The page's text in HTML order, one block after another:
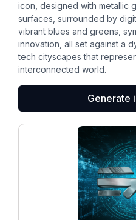
icon, designed with metallic
surfaces, surrounded by
vibrant blues and greens,
innovation, all set against a
tech cityscapes that
interconnected world.
Generate